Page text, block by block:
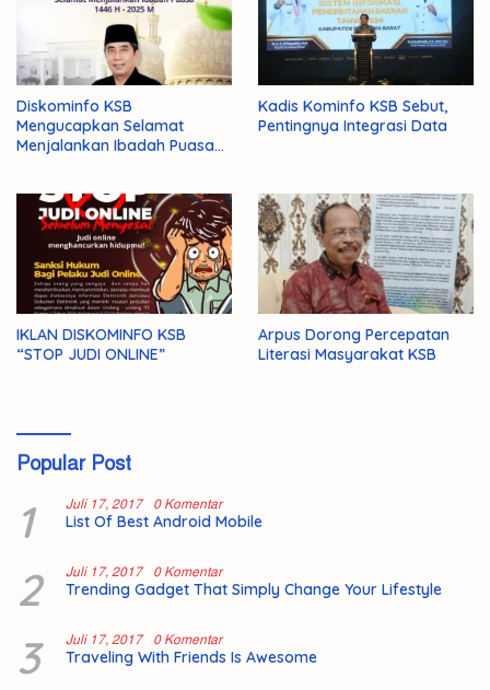
Diskominfo KSB
Mengucapkan Selamat
Menjalankan Ibadah Puasa
Kadis Kominfo KSB Sebut,
Pentingnya Integrasi Data
IKLAN DISKOMINFO KSB
“STOP JUDI ONLINE”
Arpus Dorong Percepatan
Literasi Masyarakat KSB
Popular Post
1 Juli 17, 2017 0 Komentar
List Of Best Android Mobile
2 Juli 17, 2017 0 Komentar
Trending Gadget That Simply Change Your Lifestyle
3 Juli 17, 2017 0 Komentar
Traveling With Friends Is Awesome